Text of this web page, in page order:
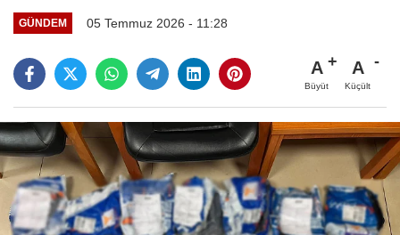
GÜNDEM 05 Temmuz 2026 - 11:28
A
Büyüt
A
Küçült